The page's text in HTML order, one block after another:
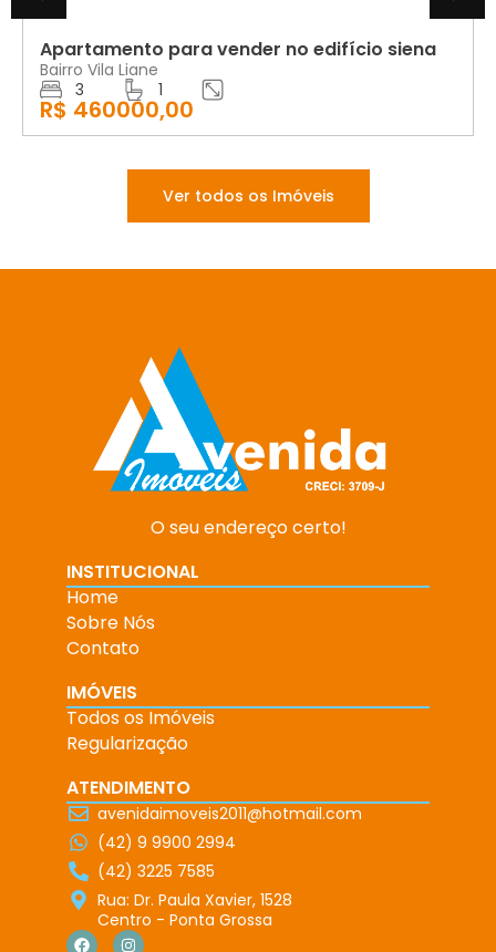
Apartamento para vender no edifício siena
Bairro Vila Liane
3
1
R$ 460000,00
Ver todos os Imóveis
O seu endereço certo!
INSTITUCIONAL
Home
Sobre Nós
Contato
IMÓVEIS
Todos os Imóveis
Regularização
ATENDIMENTO
avenidaimoveis2011@hotmail.com
(42) 9 9900 2994
(42) 3225 7585
Rua: Dr. Paula Xavier, 1528
Centro - Ponta Grossa